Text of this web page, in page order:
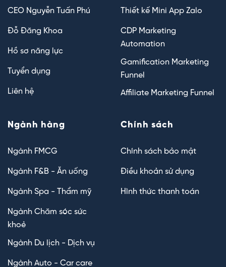
CEO Nguyễn Tuấn Phú
Đỗ Đăng Khoa
Hồ sơ năng lực
Tuyển dụng
Liên hệ
Thiết kế Mini App Zalo
CDP Marketing
Automation
Gamification Marketing
Funnel
Affiliate Marketing Funnel
Ngành hàng
Ngành FMCG
Ngành F&B - Ăn uống
Ngành Spa - Thẩm mỹ
Ngành Chăm sóc sức
khoẻ
Ngành Du lịch - Dịch vụ
Ngành Auto - Car care
Chính sách
Chính sách bảo mật
Điều khoản sử dụng
Hình thức thanh toán